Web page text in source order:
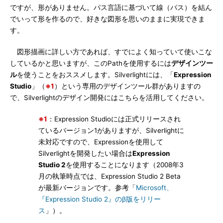
ですが、形がありません。パス言語に基づいて線（パス）を結ん
でいって形を作るので、好きな図形を思いのままに実現できま
す。
図形描画に詳しい方であれば、すでによく知っていて使いこな
しているかと思いますが、このPathを使用するにはデザインツー
ルを使うことをおススメします。Silverlightには、「Expression
Studio 」（※1 ）という専用のデザインツール群がありますの
で、Silverlightのデザイン開発にはこちらを活用してください。
※1 ：Expression Studioには正式リリースされ
ているバージョン1がありますが、Silverlightに
未対応ですので、Expressionを使用して
Silverlightを開発したい場合はExpression
Studio 2を使用することになります（2008年3
月の執筆時点では、Expression Studio 2 Beta
が最新バージョンです。参考「Microsoft、
『Expression Studio 2』のβ版をリリー
ス 」）。